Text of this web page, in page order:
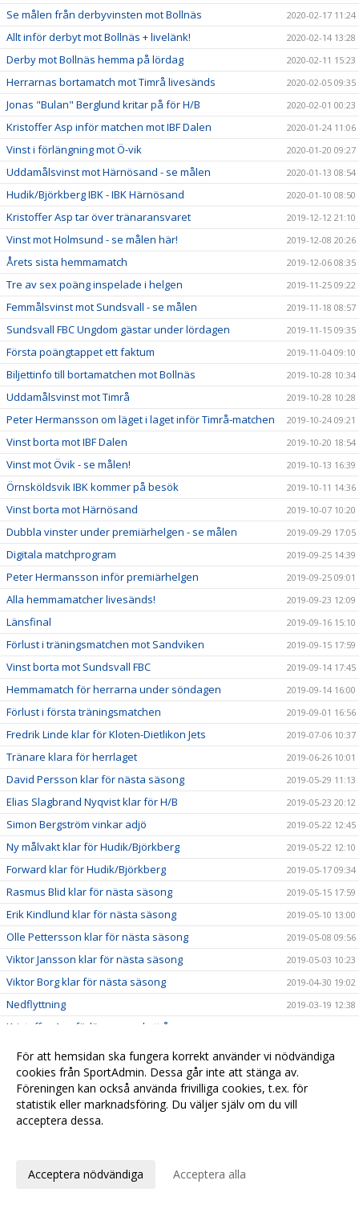
Se målen från derbyvinsten mot Bollnäs 2020-02-17 11:24
Allt inför derbyt mot Bollnäs + livelänk! 2020-02-14 13:28
Derby mot Bollnäs hemma på lördag 2020-02-11 15:23
Herrarnas bortamatch mot Timrå livesänds 2020-02-05 09:35
Jonas "Bulan" Berglund kritar på för H/B 2020-02-01 00:23
Kristoffer Asp inför matchen mot IBF Dalen 2020-01-24 11:06
Vinst i förlängning mot Ö-vik 2020-01-20 09:27
Uddamålsvinst mot Härnösand - se målen 2020-01-13 08:54
Hudik/Björkberg IBK - IBK Härnösand 2020-01-10 08:50
Kristoffer Asp tar över tränaransvaret 2019-12-12 21:10
Vinst mot Holmsund - se målen här! 2019-12-08 20:26
Årets sista hemmamatch 2019-12-06 08:35
Tre av sex poäng inspelade i helgen 2019-11-25 09:22
Femmålsvinst mot Sundsvall - se målen 2019-11-18 08:57
Sundsvall FBC Ungdom gästar under lördagen 2019-11-15 09:35
Första poängtappet ett faktum 2019-11-04 09:10
Biljettinfo till bortamatchen mot Bollnäs 2019-10-28 10:34
Uddamålsvinst mot Timrå 2019-10-28 10:28
Peter Hermansson om läget i laget inför Timrå-matchen 2019-10-24 09:21
Vinst borta mot IBF Dalen 2019-10-20 18:54
Vinst mot Övik - se målen! 2019-10-13 16:39
Örnsköldsvik IBK kommer på besök 2019-10-11 14:36
Vinst borta mot Härnösand 2019-10-07 10:20
Dubbla vinster under premiärhelgen - se målen 2019-09-29 17:05
Digitala matchprogram 2019-09-25 14:39
Peter Hermansson inför premiärhelgen 2019-09-25 09:01
Alla hemmamatcher livesänds! 2019-09-23 12:09
Länsfinal 2019-09-16 15:10
Förlust i träningsmatchen mot Sandviken 2019-09-15 17:59
Vinst borta mot Sundsvall FBC 2019-09-14 17:45
Hemmamatch för herrarna under söndagen 2019-09-14 16:00
Förlust i första träningsmatchen 2019-09-01 16:56
Fredrik Linde klar för Kloten-Dietlikon Jets 2019-07-06 10:37
Tränare klara för herrlaget 2019-06-26 10:01
David Persson klar för nästa säsong 2019-05-29 11:13
Elias Slagbrand Nyqvist klar för H/B 2019-05-23 20:12
Simon Bergström vinkar adjö 2019-05-22 12:45
Ny målvakt klar för Hudik/Björkberg 2019-05-22 12:10
Forward klar för Hudik/Björkberg 2019-05-17 09:34
Rasmus Blid klar för nästa säsong 2019-05-15 17:59
Erik Kindlund klar för nästa säsong 2019-05-10 13:00
Olle Pettersson klar för nästa säsong 2019-05-08 09:56
Viktor Jansson klar för nästa säsong 2019-05-03 10:23
Viktor Borg klar för nästa säsong 2019-04-30 19:02
Nedflyttning 2019-03-19 12:38
Kristoffer Asp förlänger med ett år
AIK gästar Håstaholmen 2019-01-25 11:14
Väkommen tillbaka Filip Nilsson 2019-01-23 20:42
Förlust mot RIG Umeå 2019-01-21 13:05
Förlust mot Tullinge
Johan Elfving tillbaka i Hudik/Björkberg!
För att hemsidan ska fungera korrekt använder vi nödvändiga
cookies från SportAdmin. Dessa går inte att stänga av.
Föreningen kan också använda frivilliga cookies, t.ex. för
statistik eller marknadsföring. Du väljer själv om du vill
acceptera dessa.
Acceptera nödvändiga Acceptera alla